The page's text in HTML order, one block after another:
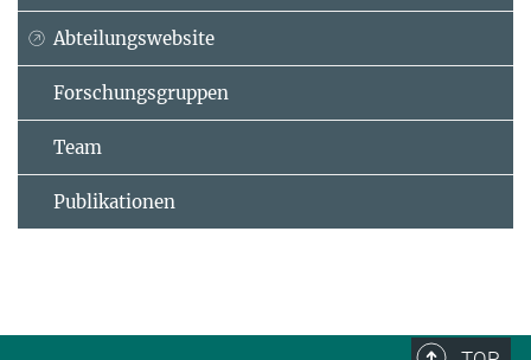
Abteilungswebsite
Forschungsgruppen
Team
Publikationen